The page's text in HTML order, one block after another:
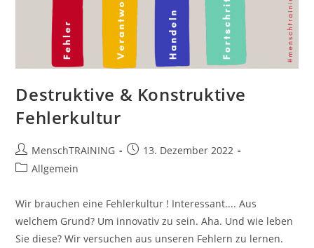
Destruktive & Konstruktive
Fehlerkultur
Beitrags-
Autor:
MenschTRAINING
Beitrag13. Dezember 2022
Beitrags-
Allgemein
Wir brauchen eine Fehlerkultur ! Interessant.... Aus
welchem Grund? Um innovativ zu sein. Aha. Und wie leben
Sie diese? Wir versuchen aus unseren Fehlern zu lernen.